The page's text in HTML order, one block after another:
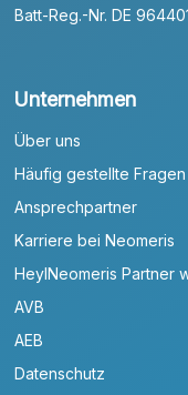
Batt-Reg.-Nr. DE
Unternehmen
Über uns
Häufig gestellte Fragen
Ansprechpartner
Karriere bei Neomeris
HeylNeomeris Partner
AVB
AEB
Datenschutz